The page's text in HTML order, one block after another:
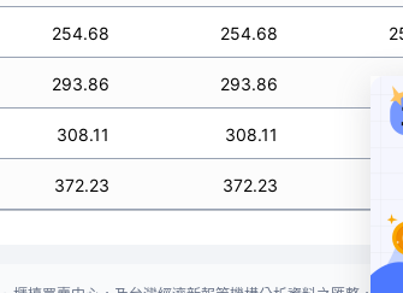
254.68 254.68
293.86 293.86
308.11 308.11
372.23 372.23